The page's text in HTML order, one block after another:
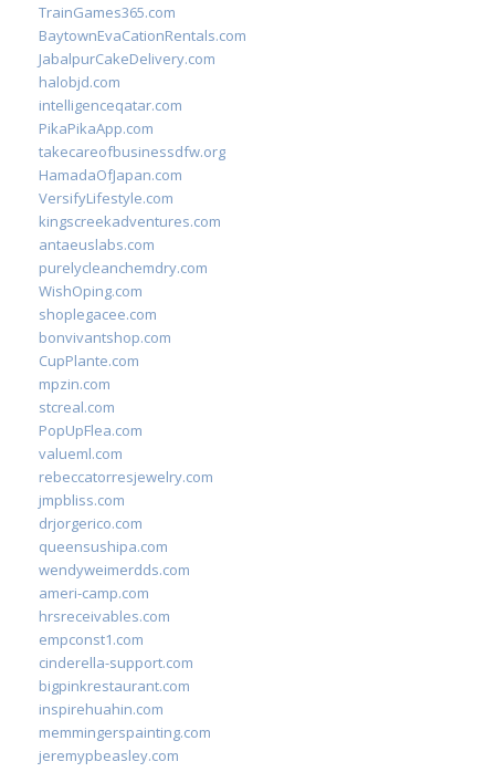
TrainGames365.com
BaytownEvaCationRentals.com
JabalpurCakeDelivery.com
halobjd.com
intelligenceqatar.com
PikaPikaApp.com
takecareofbusinessdfw.org
HamadaOfJapan.com
VersifyLifestyle.com
kingscreekadventures.com
antaeuslabs.com
purelycleanchemdry.com
WishOping.com
shoplegacee.com
bonvivantshop.com
CupPlante.com
mpzin.com
stcreal.com
PopUpFlea.com
valueml.com
rebeccatorresjewelry.com
jmpbliss.com
drjorgerico.com
queensushipa.com
wendyweimerdds.com
ameri-camp.com
hrsreceivables.com
empconst1.com
cinderella-support.com
bigpinkrestaurant.com
inspirehuahin.com
memmingerspainting.com
jeremypbeasley.com